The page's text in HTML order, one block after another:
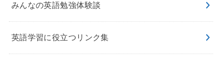
みんなの英語勉強体験談
英語学習に役立つリンク集